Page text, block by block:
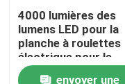
Produits
Vidéos
4000 lumières des
lumens LED pour la
planche à roulettes
électrique pour le
guidon
envoyer une